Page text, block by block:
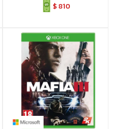
$810